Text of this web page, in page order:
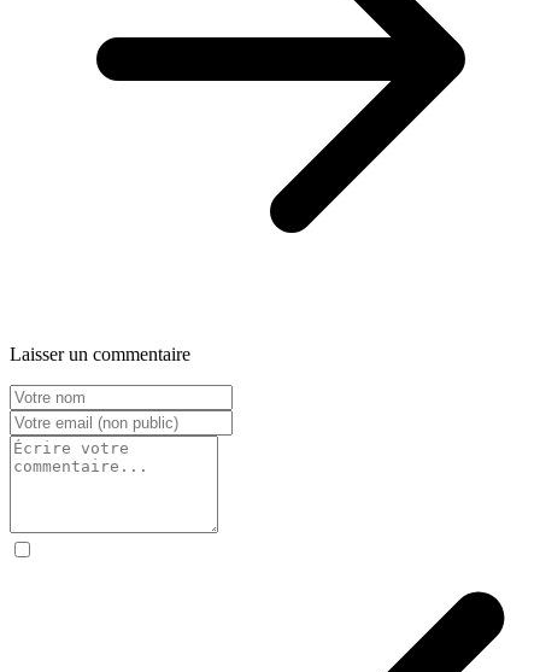
Laisser un commentaire